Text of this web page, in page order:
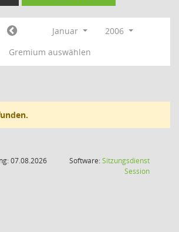
Januar
2006
Gremium auswählen
07.08.2026
Software:Sitzungsdienst
Session(Wird in